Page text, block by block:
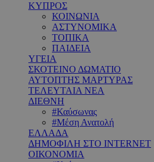
ΚΥΠΡΟΣ
ΚΟΙΝΩΝΙΑ
ΑΣΤΥΝΟΜΙΚΑ
ΤΟΠΙΚΑ
ΠΑΙΔΕΙΑ
ΥΓΕΙΑ
ΣΚΟΤΕΙΝΟ ΔΩΜΑΤΙΟ
ΑΥΤΟΠΤΗΣ ΜΑΡΤΥΡΑΣ
ΤΕΛΕΥΤΑΙΑ ΝΕΑ
ΔΙΕΘΝΗ
#Καύσωνας
#Μέση Ανατολή
ΕΛΛΑΔΑ
ΔΗΜΟΦΙΛΗ ΣΤΟ INTERNET
ΟΙΚΟΝΟΜΙΑ